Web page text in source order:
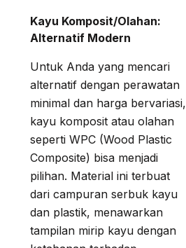
Kayu Komposit/Olahan:
Alternatif Modern
Untuk Anda yang mencari
alternatif dengan perawatan
minimal dan harga bervariasi,
kayu komposit atau olahan
seperti WPC (Wood Plastic
Composite) bisa menjadi
pilihan. Material ini terbuat
dari campuran serbuk kayu
dan plastik, menawarkan
tampilan mirip kayu dengan